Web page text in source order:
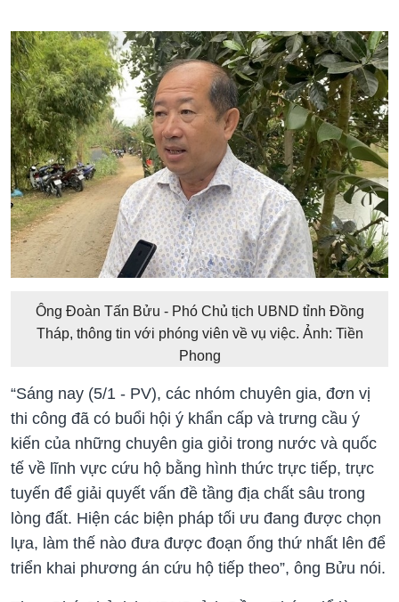
Ông Đoàn Tấn Bửu - Phó Chủ tịch UBND tỉnh Đồng
Tháp, thông tin với phóng viên về vụ việc. Ảnh: Tiền
Phong
“Sáng nay (5/1 - PV), các nhóm chuyên gia, đơn vị
thi công đã có buổi hội ý khẩn cấp và trưng cầu ý
kiến của những chuyên gia giỏi trong nước và quốc
tế về lĩnh vực cứu hộ bằng hình thức trực tiếp, trực
tuyến để giải quyết vấn đề tầng địa chất sâu trong
lòng đất. Hiện các biện pháp tối ưu đang được chọn
lựa, làm thế nào đưa được đoạn ống thứ nhất lên để
triển khai phương án cứu hộ tiếp theo”, ông Bửu nói.